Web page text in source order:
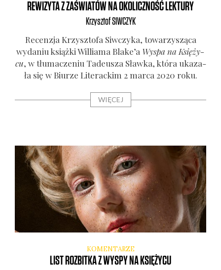
REWIZYTA Z ZAŚWIATÓW NA OKOLICZNOŚĆ LEKTURY
KrzysztofSIWCZYK
Recen­zja Krzysz­to­fa Siw­czy­ka, towa­rzy­szą­ca
wyda­niu książ­ki Wil­lia­ma Blake’a Wyspa na Księ­ży­
cu, w tłu­ma­cze­niu Tade­usza Sław­ka, któ­ra uka­za­
ła się w Biu­rze Lite­rac­kim 2 mar­ca 2020 roku.
WIĘCEJ
KOMENTARZE
LIST ROZBITKA Z WYSPY NA KSIĘŻYCU